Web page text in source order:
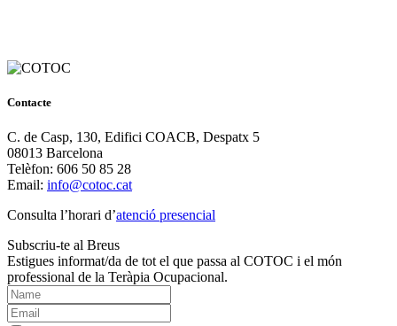
Contacte
C. de Casp, 130, Edifici COACB, Despatx 5
08013 Barcelona
Telèfon: 606 50 85 28
Email: info@cotoc.cat
Consulta l’horari d’atenció presencial
Subscriu-te al Breus
Estigues informat/da de tot el que passa al COTOC i el món
professional de la Teràpia Ocupacional.